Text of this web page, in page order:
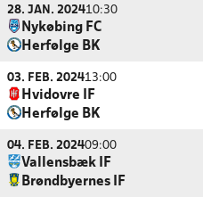
28. JAN. 202410:30
Nykøbing FC
Herfølge BK
03. FEB. 202413:00
Hvidovre IF
Herfølge BK
04. FEB. 202409:00
Vallensbæk IF
Brøndbyernes IF